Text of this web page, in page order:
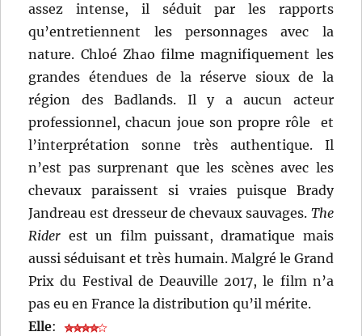
assez intense, il séduit par les rapports
qu’entretiennent les personnages avec la
nature. Chloé Zhao filme magnifiquement les
grandes étendues de la réserve sioux de la
région des Badlands. Il y a aucun acteur
professionnel, chacun joue son propre rôle et
l’interprétation sonne très authentique. Il
n’est pas surprenant que les scènes avec les
chevaux paraissent si vraies puisque Brady
Jandreau est dresseur de chevaux sauvages. The
Rider est un film puissant, dramatique mais
aussi séduisant et très humain. Malgré le Grand
Prix du Festival de Deauville 2017, le film n’a
pas eu en France la distribution qu’il mérite.
Elle: